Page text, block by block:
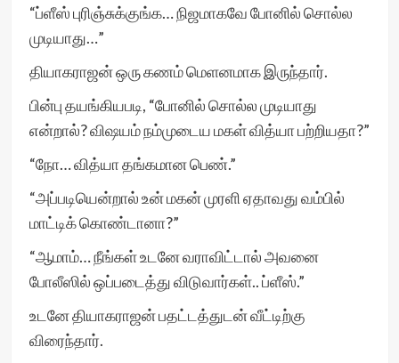
“ப்ளீஸ் புரிஞ்சுக்குங்க… நிஜமாகவே போனில் சொல்ல
முடியாது…”
தியாகராஜன் ஒரு கணம் மெளனமாக இருந்தார்.
பின்பு தயங்கியபடி, “போனில் சொல்ல முடியாது
என்றால்? விஷயம் நம்முடைய மகள் வித்யா பற்றியதா?”
“நோ… வித்யா தங்கமான பெண்.”
“அப்படியென்றால் உன் மகன் முரளி ஏதாவது வம்பில்
மாட்டிக் கொண்டானா?”
“ஆமாம்… நீங்கள் உடனே வராவிட்டால் அவனை
போலீஸில் ஒப்படைத்து விடுவார்கள்.. ப்ளீஸ்.”
உடனே தியாகராஜன் பதட்டத்துடன் வீட்டிற்கு
விரைந்தார்.